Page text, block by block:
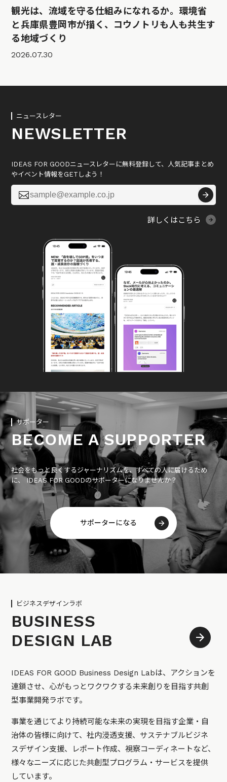
観光は、流域を守る仕組みになれるか。環境省
と兵庫県豊岡市が描く、コウノトリも人も共生す
る地域づくり
2026.07.30
ニュースレター
NEWSLETTER
IDEAS FOR GOODニュースレターに無料登録して、人気記事まとめ
やイベント情報をGETしよう！

詳しくはこちら
サポーター
BECOME A SUPPORTER
社会をもっと良くするジャーナリズムを、すべての人に届けるため
に、 IDEAS FOR GOODのサポーターになりませんか？
サポーターになる
ビジネスデザインラボ
BUSINESS
DESIGN LAB
IDEAS FOR GOOD Business Design Labは、アクションを
連鎖させ、心がもっとワクワクする未来創りを目指す共創
型事業開発ラボです。
事業を通じてより持続可能な未来の実現を目指す企業・自
治体の皆様に向けて、社内浸透支援、サステナブルビジネ
スデザイン支援、レポート作成、視察コーディネートなど、
様々なニーズに応じた共創型プログラム・サービスを提供
しています。